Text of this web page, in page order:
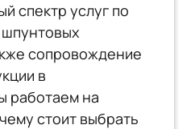
спектр услуг по
сопровождение
в
работаем на
стоит выбрать